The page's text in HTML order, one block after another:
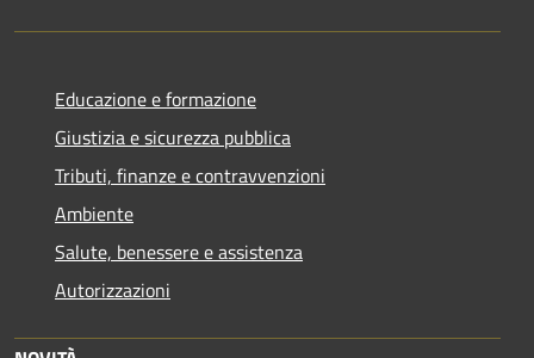
Educazione e formazione
Giustizia e sicurezza pubblica
Tributi, finanze e contravvenzioni
Ambiente
Salute, benessere e assistenza
Autorizzazioni